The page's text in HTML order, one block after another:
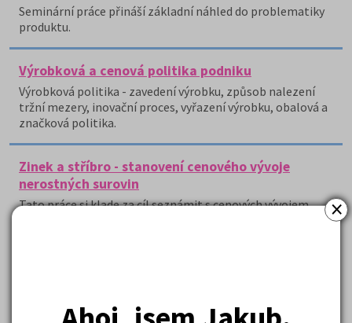
×
Seminární práce přináší základní náhled do problematiky
produktu.
Výrobková a cenová politika podniku
Výrobková politika - zavedení výrobku, způsob nalezení
tržní mezery, inovační proces, vyřazení výrobku, obalová a
značková politika.
Zinek a stříbro - stanovení cenového vývoje
nerostných surovin
Tato práce si klade za cíl seznámit s cenových vývojem